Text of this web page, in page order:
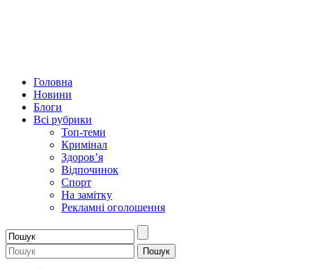
Головна
Новини
Блоги
Всі рубрики
Топ-теми
Кримінал
Здоров’я
Відпочинок
Спорт
На замітку
Рекламні оголошення